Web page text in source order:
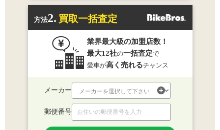
方法2. 買取一括査定
業界最大級の加盟店数！
最大12社の一括査定で
愛車が高く売れるチャンス
メーカー
郵便番号